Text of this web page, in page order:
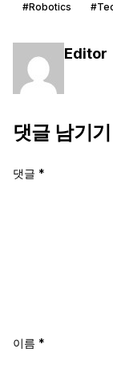
#Robotics
Editor
댓글 남기기
댓글 *
이름 *